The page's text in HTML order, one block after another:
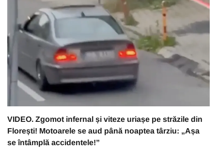
VIDEO. Zgomot infernal și viteze uriașe pe străzile din
Florești! Motoarele se aud până noaptea târziu: „Așa
se întâmplă accidentele!”